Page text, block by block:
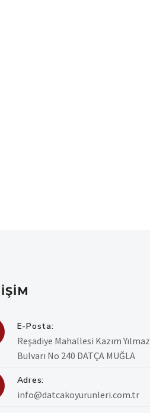
E-Posta:
Reşadiye Mahallesi Kazım Yılmaz
Bulvarı No 240 DATÇA MUĞLA
Adres:
info@datcakoyurunleri.com.tr